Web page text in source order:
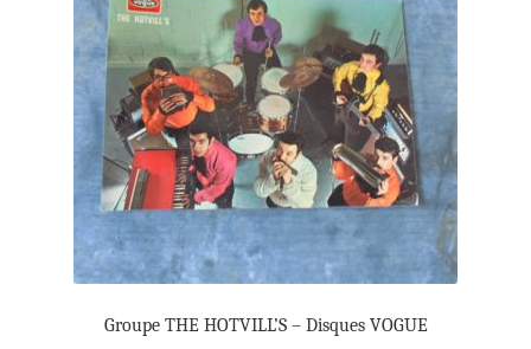
Groupe THE HOTVILL’S – Disques VOGUE